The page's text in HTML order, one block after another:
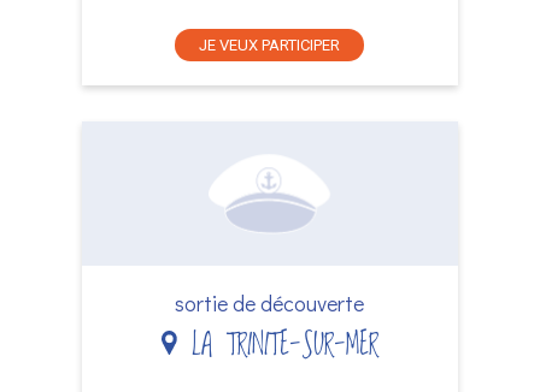
JE VEUX PARTICIPER
sortie de découverte
LA TRINITE-SUR-MER